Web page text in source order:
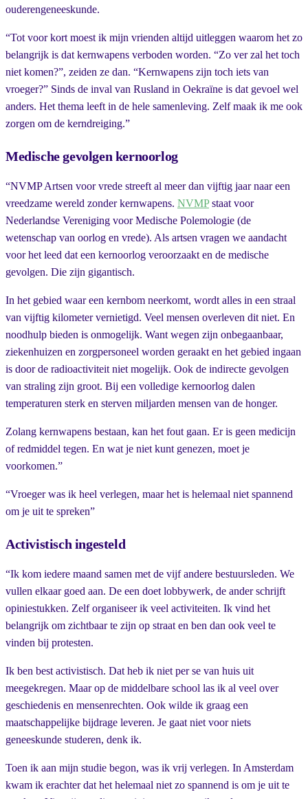
ouderengeneeskunde.
“Tot voor kort moest ik mijn vrienden altijd uitleggen waarom het zo
belangrijk is dat kernwapens verboden worden. “Zo ver zal het toch
niet komen?”, zeiden ze dan. “Kernwapens zijn toch iets van
vroeger?” Sinds de inval van Rusland in Oekraïne is dat gevoel wel
anders. Het thema leeft in de hele samenleving. Zelf maak ik me ook
zorgen om de kerndreiging.”
Medische gevolgen kernoorlog
“NVMP Artsen voor vrede streeft al meer dan vijftig jaar naar een
vreedzame wereld zonder kernwapens. NVMPstaat voor
Nederlandse Vereniging voor Medische Polemologie (de
wetenschap van oorlog en vrede). Als artsen vragen we aandacht
voor het leed dat een kernoorlog veroorzaakt en de medische
gevolgen. Die zijn gigantisch.
In het gebied waar een kernbom neerkomt, wordt alles in een straal
van vijftig kilometer vernietigd. Veel mensen overleven dit niet. En
noodhulp bieden is onmogelijk. Want wegen zijn onbegaanbaar,
ziekenhuizen en zorgpersoneel worden geraakt en het gebied ingaan
is door de radioactiviteit niet mogelijk. Ook de indirecte gevolgen
van straling zijn groot. Bij een volledige kernoorlog dalen
temperaturen sterk en sterven miljarden mensen van de honger.
Zolang kernwapens bestaan, kan het fout gaan. Er is geen medicijn
of redmiddel tegen. En wat je niet kunt genezen, moet je
voorkomen.”
“Vroeger was ik heel verlegen, maar het is helemaal niet spannend
om je uit te spreken”
Activistisch ingesteld
“Ik kom iedere maand samen met de vijf andere bestuursleden. We
vullen elkaar goed aan. De een doet lobbywerk, de ander schrijft
opiniestukken. Zelf organiseer ik veel activiteiten. Ik vind het
belangrijk om zichtbaar te zijn op straat en ben dan ook veel te
vinden bij protesten.
Ik ben best activistisch. Dat heb ik niet per se van huis uit
meegekregen. Maar op de middelbare school las ik al veel over
geschiedenis en mensenrechten. Ook wilde ik graag een
maatschappelijke bijdrage leveren. Je gaat niet voor niets
geneeskunde studeren, denk ik.
Toen ik aan mijn studie begon, was ik vrij verlegen. In Amsterdam
kwam ik erachter dat het helemaal niet zo spannend is om je uit te